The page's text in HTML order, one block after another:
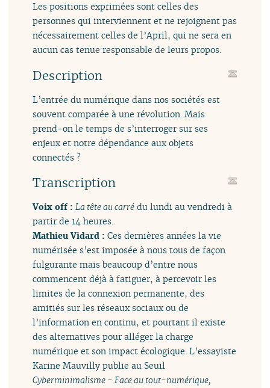
Les positions exprimées sont celles des
personnes qui interviennent et ne rejoignent pas
nécessairement celles de l’April, qui ne sera en
aucun cas tenue responsable de leurs propos.
Description
L’entrée du numérique dans nos sociétés est
souvent comparée à une révolution. Mais
prend-on le temps de s’interroger sur ses
enjeux et notre dépendance aux objets
connectés ?
Transcription
Voix off :La tête au carré du lundi au vendredi à
partir de 14 heures.
Mathieu Vidard :Ces dernières années la vie
numérisée s’est imposée à nous tous de façon
fulgurante mais beaucoup d’entre nous
commencent déjà à fatiguer, à percevoir les
limites de la connexion permanente, des
amitiés sur les réseaux sociaux ou de
l’information en continu, et pourtant il existe
des alternatives pour alléger la charge
numérique et son impact écologique. L’essayiste
Karine Mauvilly publie au Seuil
Cyberminimalisme - Face au tout-numérique,